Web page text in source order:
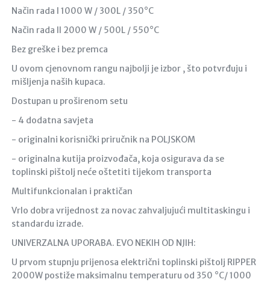
Način rada I 1000 W / 300L / 350°C
Način rada II 2000 W / 500L / 550°C
Bez greške i bez premca
U ovom cjenovnom rangu najbolji je izbor , što potvrđuju i
mišljenja naših kupaca.
Dostupan u proširenom setu
- 4 dodatna savjeta
- originalni korisnički priručnik na POLJSKOM
- originalna kutija proizvođača, koja osigurava da se
toplinski pištolj neće oštetiti tijekom transporta
Multifunkcionalan i praktičan
Vrlo dobra vrijednost za novac zahvaljujući multitaskingu i
standardu izrade.
UNIVERZALNA UPORABA. EVO NEKIH OD NJIH:
U prvom stupnju prijenosa električni toplinski pištolj RIPPER
2000W postiže maksimalnu temperaturu od 350 °C/ 1000